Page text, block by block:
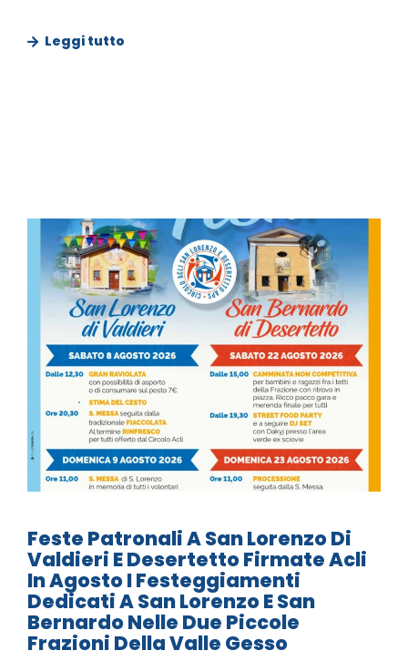
Leggi tutto
Feste Patronali A San Lorenzo Di
Valdieri E Desertetto Firmate Acli
In Agosto I Festeggiamenti
Dedicati A San Lorenzo E San
Bernardo Nelle Due Piccole
Frazioni Della Valle Gesso